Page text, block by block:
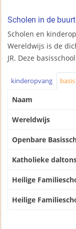
Scholen in de
Scholen en
Wereldwijs is de
JR. Deze
kinderopvang basis
Naam
Wereldwijs
Openbare
Katholieke
Heilige
Heilige